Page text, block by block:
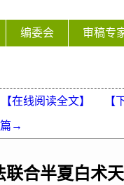
编委会 审稿专
【在线阅读全文】 【
→
联合半夏白术